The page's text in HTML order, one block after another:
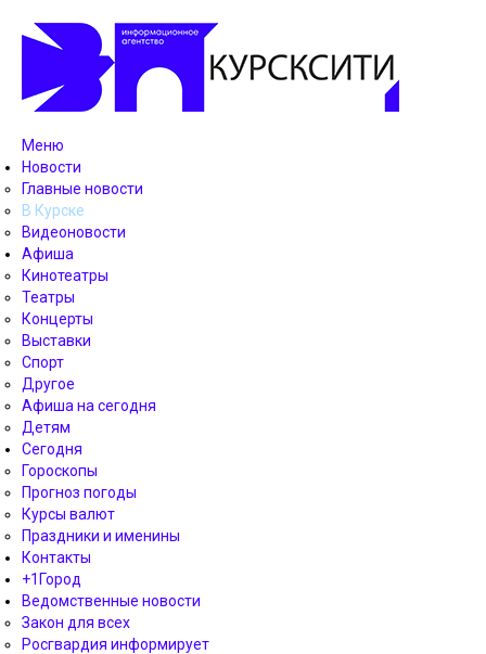
Меню
Новости
Главные новости
В Курске
Видеоновости
Афиша
Кинотеатры
Театры
Концерты
Выставки
Спорт
Другое
Афиша на сегодня
Детям
Сегодня
Гороскопы
Прогноз погоды
Курсы валют
Праздники и именины
Контакты
+1Город
Ведомственные новости
Закон для всех
Росгвардия информирует